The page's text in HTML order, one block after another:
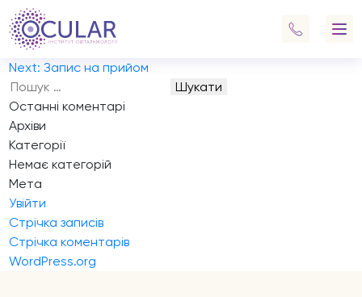
Запис на прийом
Зателефонуйте мені, будь ласка.
Навігація
записів
Previous: Запис на прийом
Next: Запис на прийом
Пошук:
Останні коментарі
Архіви
Категорії
Немає категорій
Мета
Увійти
Стрічка записів
Стрічка коментарів
WordPress.org